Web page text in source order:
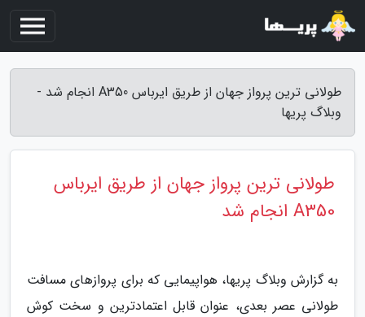
طولانی ترین پرواز جهان از طریق ایرباس A350 انجام شد -
وبلاگ پریها
طولانی ترین پرواز جهان از طریق ایرباس
A350 انجام شد
به گزارش وبلاگ پریها، هواپیمایی که برای پروازهای مسافت
طولانی عصر بعدی، عنوان قابل اعتمادترین و سخت کوش